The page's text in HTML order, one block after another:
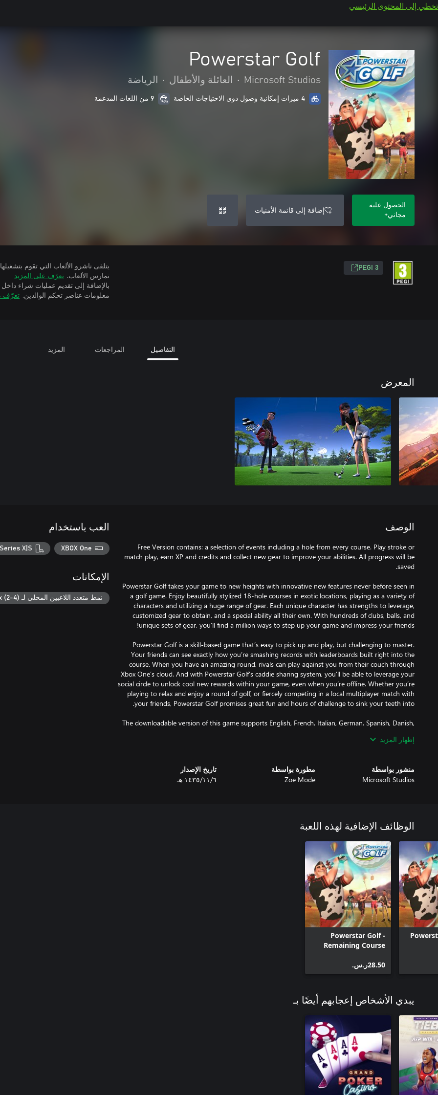
تخطي إلى المحتوى الرئيسي
Powerstar Golf
Microsoft Studios
• العائلة والأطفال • الرياضة
4 ميزات إمكانية وصول ذوي الاحتياجات الخاصة 9 من اللغات المدعمة
الحصول عليه
مجاني+
إضافة إلى قائمة الأمنيات
PEGI 3
تمارس الألعاب. تعرّف على المزيد
بالإضافة إلى تقديم عمليات شراء داخل
معلومات عناصر تحكم الوالدين. تعرّف
التفاصيل المراجعات المزيد
المعرض
الوصف
Free Version contains: a selection of events including a hole from every course. Play stroke or
match play, earn XP and credits and collect new gear to improve your abilities. All progress will be
Powerstar Golf takes your game to new heights with innovative new features never before seen in
a golf game. Enjoy beautifully stylized 18-hole courses in exotic locations, playing as a variety of
characters and utilizing a huge range of gear. Each unique character has strengths to leverage,
customized gear to obtain, and a special ability all their own. With hundreds of clubs, balls, and
Powerstar Golf is a skill-based game that’s easy to pick up and play, but challenging to master.
Your friends can see exactly how you’re smashing records with leaderboards built right into the
course. When you have an amazing round, rivals can play against you from their couch through
Xbox One’s cloud. And with Powerstar Golf’s caddie sharing system, you’ll be able to leverage your
social circle to unlock cool new rewards within your game, even when you’re offline. Whether you’re
playing to relax and enjoy a round of golf, or fiercely competing in a local multiplayer match with
The downloadable version of this game supports English, French, Italian, German, Spanish, Danish,
Chinese.
إظهار المزيد
منشور بواسطة
Microsoft Studios
مطورة بواسطة
Zoë Mode
تاريخ الإصدار
٦‏/١١‏/١٤٣٥ هـ
العب باستخدام
XBOX One
X|S
الإمكانات
نمط متعدد اللاعبين المحلي لـ Xbox (2-4)
الوظائف الإضافية لهذه اللعبة
Powerstar Golf -
Remaining Course
‪ر.س.‏‎28.50‬
يبدي الأشخاص إعجابهم أيضًا بـ